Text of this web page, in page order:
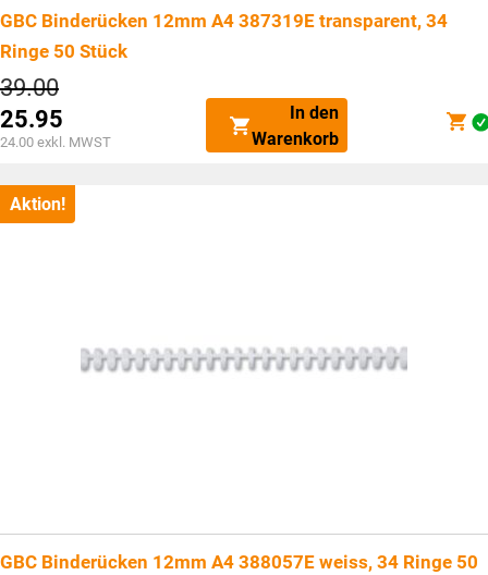
GBC Binderücken 12mm A4 387319E transparent, 34
Ringe 50 Stück
39.00Ursprünglicher
Preis
war:
CHF39.00
25.95
Aktueller
ist:
CHF25.95.
24.00 exkl. MWST
In den
Warenkorb
Aktion!
GBC Binderücken 12mm A4 388057E weiss, 34 Ringe 50